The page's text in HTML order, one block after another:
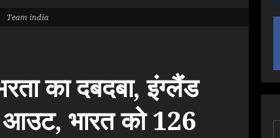
का दबदबा, इंग्लैंड
भारत को 126
Team india